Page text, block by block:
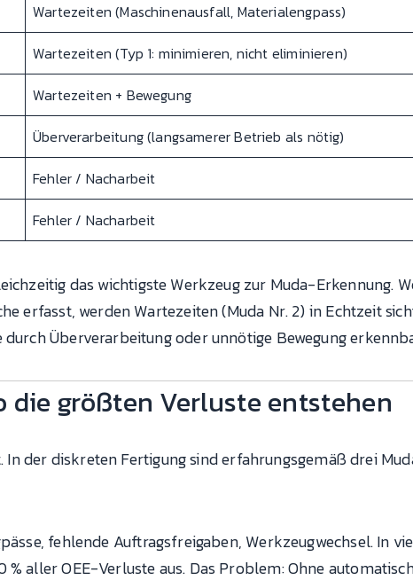
Wartezeiten (Maschinenausfall, Materialengpass)
Wartezeiten (Typ 1: minimieren, nicht eliminieren)
Wartezeiten + Bewegung
Überverarbeitung (langsamerer Betrieb als nötig)
Fehler / Nacharbeit
Fehler / Nacharbeit
das wichtigste Werkzeug zur Muda-Erkennung.
erfasst, werden Wartezeiten (Muda Nr. 2) in Echtzeit
Überverarbeitung oder unnötige Bewegung
die größten Verluste entstehen
der diskreten Fertigung sind erfahrungsgemäß drei
fehlende Auftragsfreigaben, Werkzeugwechsel. In
aller OEE-Verluste aus. Das Problem: Ohne